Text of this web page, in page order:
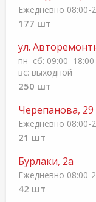
Ежедневно 08:00-
177 шт
ул.
пн–cб: 09:00–18:00
вс: выходной
250 шт
Черепанова, 29
Ежедневно 08:00-
21 шт
Бурлаки, 2а
Ежедневно 08:00-
42 шт